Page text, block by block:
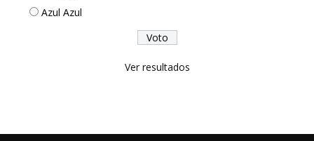
Azul Azul
Ver resultados